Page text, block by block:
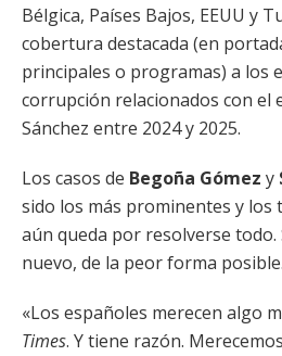
Bélgica, Países Bajos, EEUU y
cobertura destacada (en
principales o programas) a los
corrupción relacionados con el
Sánchez entre 2024 y 2025.
Los casos de Begoña Gómez y
sido los más prominentes y los
aún queda por resolverse todo.
nuevo, de la peor forma posible.
«Los españoles merecen algo
Times. Y tiene razón.